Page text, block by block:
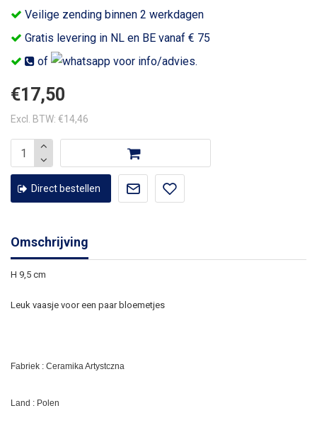
Veilige zending binnen 2 werkdagen
Gratis levering in NL en BE vanaf € 75
of
voor info/advies.
€17,50
Excl. BTW: €14,46
Direct bestellen
Omschrijving
H 9,5 cm
Leuk vaasje voor een paar bloemetjes
Fabriek : Ceramika Artystczna
Land : Polen